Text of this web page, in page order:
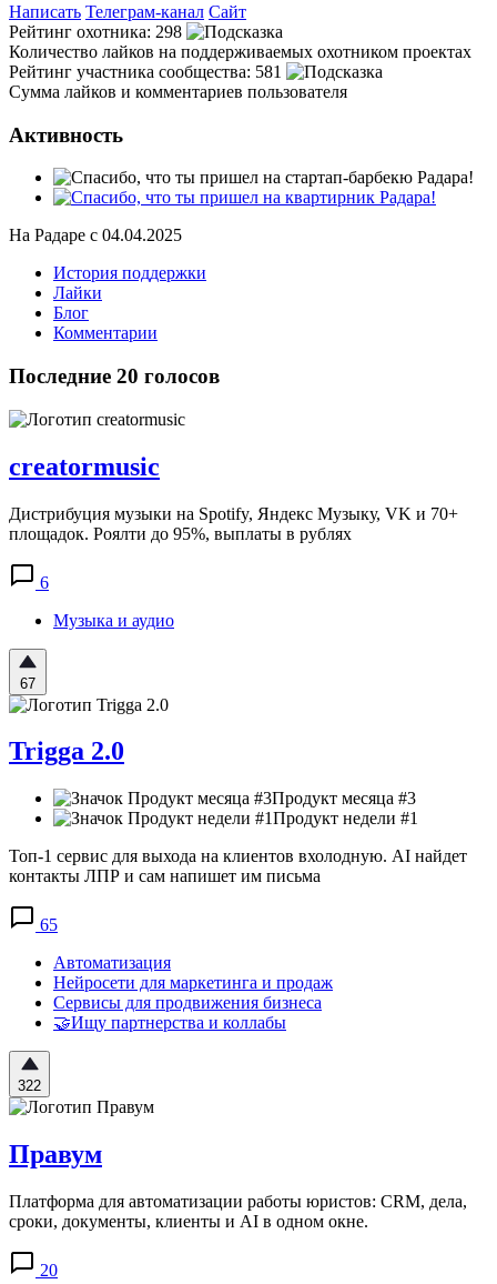
Написать Телеграм-канал Сайт
Рейтинг охотника: 298
Количество лайков на поддерживаемых охотником проектах
Рейтинг участника сообщества: 581
Сумма лайков и комментариев пользователя
Активность
На Радаре с 04.04.2025
История поддержки
Лайки
Блог
Комментарии
Последние 20 голосов
creatormusic
Дистрибуция музыки на Spotify, Яндекс Музыку, VK и 70+
площадок. Роялти до 95%, выплаты в рублях
6
Музыка и аудио
67
Trigga 2.0
Продукт месяца #3
Продукт недели #1
Топ-1 сервис для выхода на клиентов вхолодную. AI найдет
контакты ЛПР и сам напишет им письма
65
Автоматизация
Нейросети для маркетинга и продаж
Сервисы для продвижения бизнеса
🤝Ищу партнерства и коллабы
322
Правум
Платформа для автоматизации работы юристов: CRM, дела,
сроки, документы, клиенты и AI в одном окне.
20